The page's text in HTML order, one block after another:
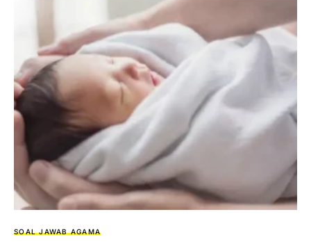
SOAL JAWAB AGAMA